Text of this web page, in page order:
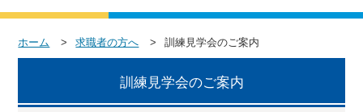
ホーム 求職者の方へ 訓練見学会のご案内
訓練見学会のご案内